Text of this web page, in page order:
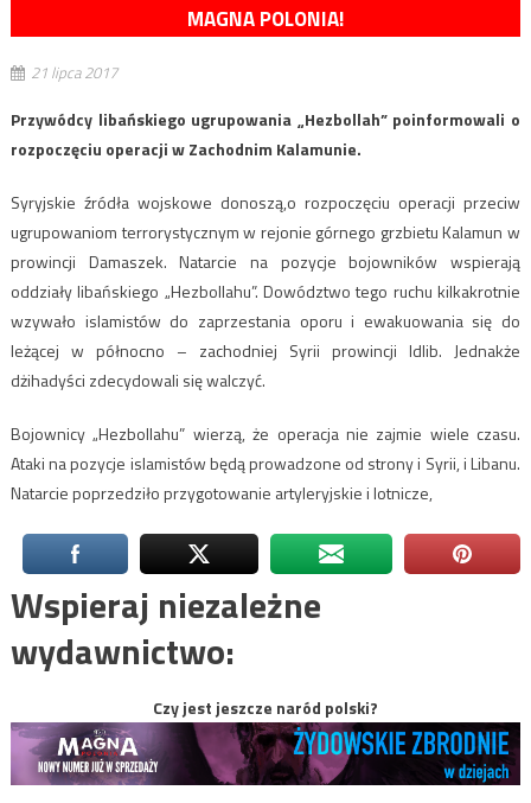
MAGNA POLONIA!
21 lipca 2017
Przywódcy libańskiego ugrupowania „Hezbollah” poinformowali o
rozpoczęciu operacji w Zachodnim Kalamunie.
Syryjskie źródła wojskowe donoszą,o rozpoczęciu operacji przeciw
ugrupowaniom terrorystycznym w rejonie górnego grzbietu Kalamun w
prowincji Damaszek. Natarcie na pozycje bojowników wspierają
oddziały libańskiego „Hezbollahu”. Dowództwo tego ruchu kilkakrotnie
wzywało islamistów do zaprzestania oporu i ewakuowania się do
leżącej w północno – zachodniej Syrii prowincji Idlib. Jednakże
dżihadyści zdecydowali się walczyć.
Bojownicy „Hezbollahu” wierzą, że operacja nie zajmie wiele czasu.
Ataki na pozycje islamistów będą prowadzone od strony i Syrii, i Libanu.
Natarcie poprzedziło przygotowanie artyleryjskie i lotnicze,
Wspieraj niezależne
wydawnictwo:
Czy jest jeszcze naród polski?